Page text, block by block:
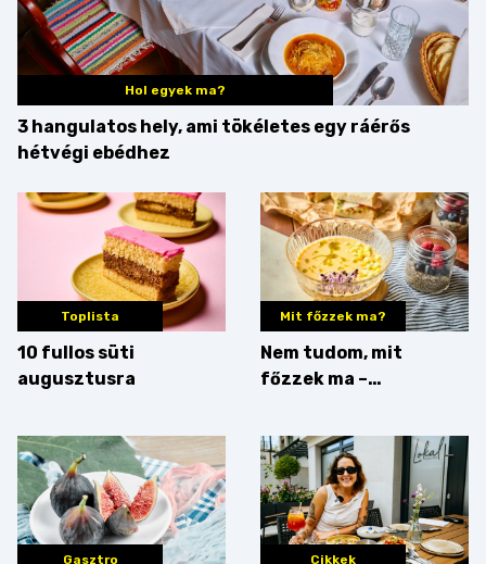
Hol egyek ma?
3 hangulatos hely, ami tökéletes egy ráérős
hétvégi ebédhez
Toplista
10 fullos süti
augusztusra
Mit főzzek ma?
Nem tudom, mit
főzzek ma –
Gasztro Cikkek